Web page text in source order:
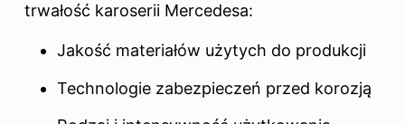
trwałość karoserii Mercedesa:
Jakość materiałów użytych do produkcji
Technologie zabezpieczeń przed korozją